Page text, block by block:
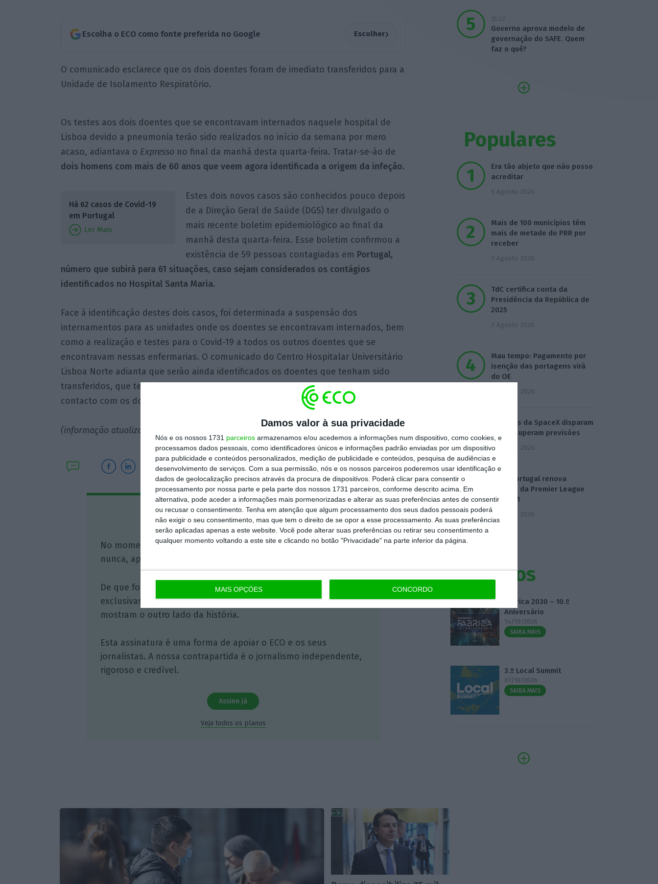
Damos valor à sua privacidade
Nós e os nossos 1731 parceiros armazenamos e/ou acedemos a informações num dispositivo, como cookies, e
processamos dados pessoais, como identificadores únicos e informações padrão enviadas por um dispositivo
para publicidade e conteúdos personalizados, medição de publicidade e conteúdos, pesquisa de audiências e
desenvolvimento de serviços. Com a sua permissão, nós e os nossos parceiros poderemos usar identificação e
dados de geolocalização precisos através da procura de dispositivos. Poderá clicar para consentir o
processamento por nossa parte e pela parte dos nossos 1731 parceiros, conforme descrito acima. Em
alternativa, pode aceder a informações mais pormenorizadas e alterar as suas preferências antes de consentir
ou recusar o consentimento. Tenha em atenção que algum processamento dos seus dados pessoais poderá
não exigir o seu consentimento, mas que tem o direito de se opor a esse processamento. As suas preferências
serão aplicadas apenas a este website. Você pode alterar suas preferências ou retirar seu consentimento a
qualquer momento voltando a este site e clicando no botão "Privacidade" na parte inferior da página.
MAIS OPÇÕES CONCORDO
Escolha o ECO como fonte preferida no Google Escolher›
O comunicado esclarece que os dois doentes foram de imediato transferidos para a
Unidade de Isolamento Respiratório.
Os testes aos dois doentes que se encontravam internados naquele hospital de
Lisboa devido a pneumonia terão sido realizados no início da semana por mero
acaso, adiantava o Expresso no final da manhã desta quarta-feira. Tratar-se-ão de
dois homens com mais de 60 anos que veem agora identificada a origem da infeção.
Há 62 casos de Covid-19
em Portugal
Ler Mais
Estes dois novos casos são conhecidos pouco depois
de a Direção Geral de Saúde (DGS) ter divulgado o
mais recente boletim epidemiológico ao final da
manhã desta quarta-feira. Esse boletim confirmou a
existência de 59 pessoas contagiadas em Portugal,
número que subirá para 61 situações, caso sejam considerados os contágios
identificados no Hospital Santa Maria.
Face à identificação destes dois casos, foi determinada a suspensão dos
internamentos para as unidades onde os doentes se encontravam internados, bem
como a realização e testes para o Covid-19 a todos os outros doentes que se
encontravam nessas enfermarias. O comunicado do Centro Hospitalar Universitário
Lisboa Norte adianta que serão ainda identificados os doentes que tenham sido
transferidos, que tenham tido alta, e ainda os profissionais que estiveram em
contacto com os dois doentes diagnosticados com a doença Covid-19.
(informação atualizada pela última vez às 16h35)
https://eco.sapo.pt/2020/03/11/hospital-santa-maria-descobre-covid-19-em-dois-doentes-internados/ Copiar
Assine o ECO Premium
No momento em que a informação é mais importante do que
nunca, apoie o jornalismo independente e rigoroso.
De que forma? Assine o ECO Premium e tenha acesso a notícias
exclusivas, à opinião que conta, às reportagens e especiais que
mostram o outro lado da história.
Esta assinatura é uma forma de apoiar o ECO e os seus
jornalistas. A nossa contrapartida é o jornalismo independente,
rigoroso e credível.
Assine já
Veja todos os planos
15:22
Governo aprova modelo de
governação do SAFE. Quem
faz o quê?
Populares
Era tão abjeto que não posso
acreditar
5 Agosto 2026
Mais de 100 municípios têm
mais de metade do PRR por
receber
3 Agosto 2026
TdC certifica conta da
Presidência da República de
2025
3 Agosto 2026
Mau tempo: Pagamento por
isenção das portagens virá
do OE
4 Agosto 2026
Receitas da SpaceX disparam
92% e superam previsões
4 Agosto 2026
Dazn Portugal renova
direitos da Premier League
até 2031
5 Agosto 2026
Eventos
Fábrica 2030 – 10.º
Aniversário
14/10/2026
SAIBA MAIS
3.º Local Summit
07/10/2026
SAIBA MAIS